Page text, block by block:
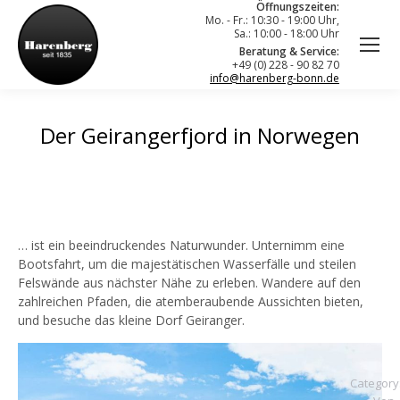
Öffnungszeiten:
Mo. - Fr.: 10:30 - 19:00 Uhr,
Sa.: 10:00 - 18:00 Uhr
Beratung & Service:
+49 (0) 228 - 90 82 70
info@harenberg-bonn.de
Der Geirangerfjord in Norwegen
… ist ein beeindruckendes Naturwunder. Unternimm eine
Bootsfahrt, um die majestätischen Wasserfälle und steilen
Felswände aus nächster Nähe zu erleben. Wandere auf den
zahlreichen Pfaden, die atemberaubende Aussichten bieten,
und besuche das kleine Dorf Geiranger.